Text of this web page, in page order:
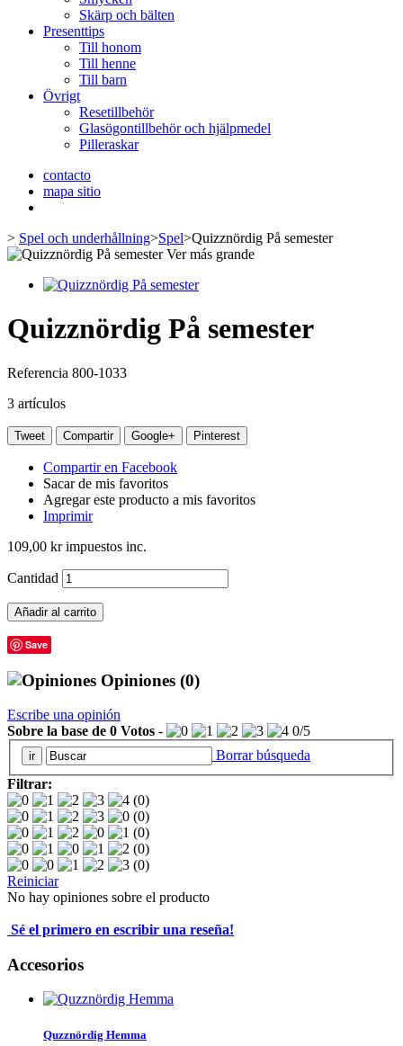
Skärp och bälten
Presenttips
Till honom
Till henne
Till barn
Övrigt
Resetillbehör
Glasögontillbehör och hjälpmedel
Pilleraskar
contacto
mapa sitio
> Spel och underhållning>Spel>Quizznördig På semester
Ver más grande
Quizznördig På semester
Referencia 800-1033
3 artículos
Tweet Compartir Google+ Pinterest
Compartir en Facebook
Sacar de mis favoritos
Agregar este producto a mis favoritos
Imprimir
109,00 krimpuestos inc.
Cantidad
Añadir al carrito
Save
Opiniones (0)
Escribe una opinión
Sobre la base de 0 Votos - 0/5
Borrar búsqueda
Filtrar:
(0)
(0)
(0)
(0)
(0)
Reiniciar
No hay opiniones sobre el producto
Sé el primero en escribir una reseña!
Accesorios
Quzznördig Hemma